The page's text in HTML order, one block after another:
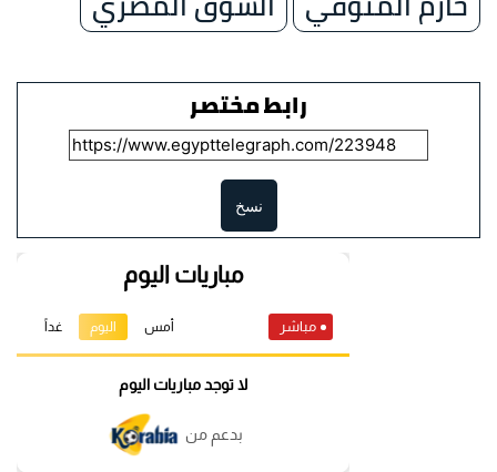
رابط مختصر
نسخ